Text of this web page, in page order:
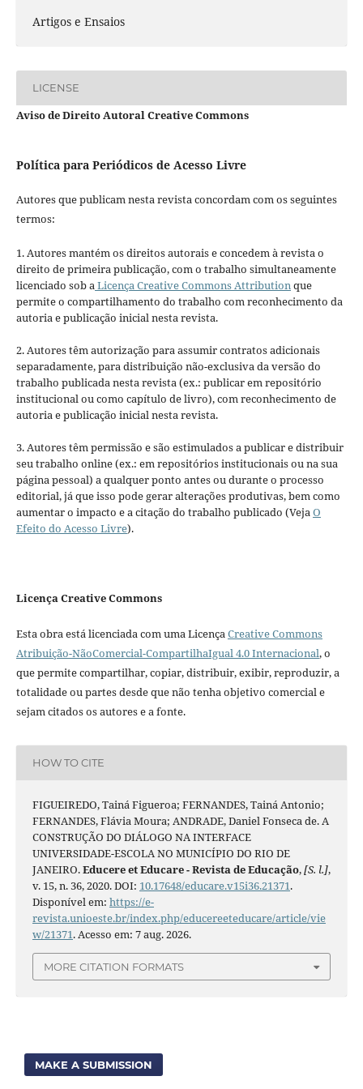
Artigos e Ensaios
LICENSE
Aviso de Direito Autoral Creative Commons
Política para Periódicos de Acesso Livre
Autores que publicam nesta revista concordam com os seguintes
termos:
1. Autores mantém os direitos autorais e concedem à revista o
direito de primeira publicação, com o trabalho simultaneamente
licenciado sob aLicença Creative Commons Attributionque
permite o compartilhamento do trabalho com reconhecimento da
autoria e publicação inicial nesta revista.
2. Autores têm autorização para assumir contratos adicionais
separadamente, para distribuição não-exclusiva da versão do
trabalho publicada nesta revista (ex.: publicar em repositório
institucional ou como capítulo de livro), com reconhecimento de
autoria e publicação inicial nesta revista.
3. Autores têm permissão e são estimulados a publicar e distribuir
seu trabalho online (ex.: em repositórios institucionais ou na sua
página pessoal) a qualquer ponto antes ou durante o processo
editorial, já que isso pode gerar alterações produtivas, bem como
aumentar o impacto e a citação do trabalho publicado (VejaO
Efeito do Acesso Livre).
Licença Creative Commons
Esta obra está licenciada com uma LicençaCreative Commons
Atribuição-NãoComercial-CompartilhaIgual 4.0 Internacional, o
que permite compartilhar, copiar, distribuir, exibir, reproduzir, a
totalidade ou partes desde que não tenha objetivo comercial e
sejam citados os autores e a fonte.
HOW TO CITE
FIGUEIREDO, Tainá Figueroa; FERNANDES, Tainá Antonio;
FERNANDES, Flávia Moura; ANDRADE, Daniel Fonseca de. A
CONSTRUÇÃO DO DIÁLOGO NA INTERFACE
UNIVERSIDADE-ESCOLA NO MUNICÍPIO DO RIO DE
JANEIRO.Educere et Educare - Revista de Educação,[S. l.],
v. 15, n. 36, 2020. DOI: 10.17648/educare.v15i36.21371.
Disponível em: https://e-
revista.unioeste.br/index.php/educereeteducare/article/vie
w/21371. Acesso em: 7 aug. 2026.
MORE CITATION FORMATS
MAKE A SUBMISSION